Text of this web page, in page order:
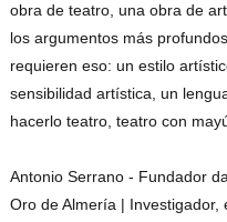
obra de teatro, una obra de
los argumentos más
requieren eso: un estilo
sensibilidad artística, un
hacerlo teatro, teatro con
Antonio Serrano - Fundador
Oro de Almería |